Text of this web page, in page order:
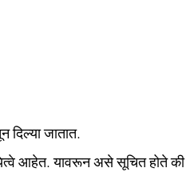
दिल्या जातात.
आहेत. यावरून असे सूचित होते की